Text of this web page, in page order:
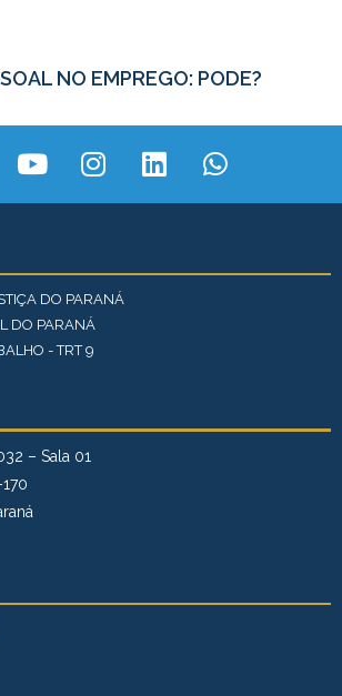
NO EMPREGO: PODE?
DO PARANÁ
DO PARANÁ
- TRT 9
– Sala 01